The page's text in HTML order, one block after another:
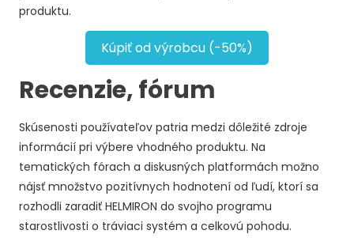
produktu.
Kúpiť od výrobcu (-50%)
Recenzie, fórum
Skúsenosti používateľov patria medzi dôležité zdroje
informácií pri výbere vhodného produktu. Na
tematických fórach a diskusných platformách možno
nájsť množstvo pozitívnych hodnotení od ľudí, ktorí sa
rozhodli zaradiť HELMIRON do svojho programu
starostlivosti o tráviaci systém a celkovú pohodu.